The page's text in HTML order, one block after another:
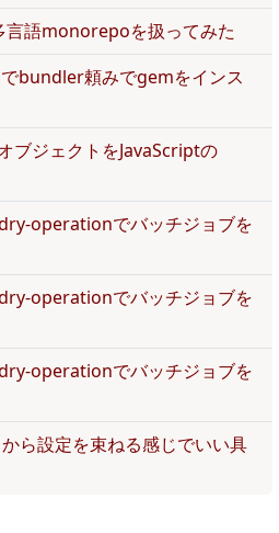
語monorepoを扱ってみた
bundler頼みでgemをインス
ブジェクトをJavaScriptの
operationでバッチジョブを
operationでバッチジョブを
operationでバッチジョブを
ら設定を束ねる感じでいい具